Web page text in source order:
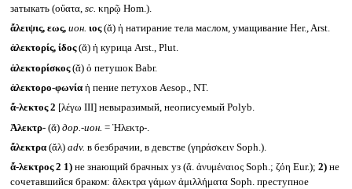
затыкать (οὔατα, sc. κηρῷ Hom.).
ἄλειψις, εως, ион. ιος(ᾰ) ἡ натирание тела маслом, умащивание Her., Arst.
ἀλεκτορίς, ίδος(ᾰ) ἡ курица Arst., Plut.
ἀλεκτορίσκος(ᾰ) ὁ петушок Babr.
ἀλεκτορο-φωνία ἡ пение петухов Aesop., NT.
ἄ-λεκτος 2 [λέγω III] невыразимый, неописуемый Polyb.
Ἀλεκτρ-(ᾰ) дор.-ион. = Ἠλεκτρ-.
ἄλεκτρα(ᾰλ) adv. в безбрачии, в девстве (γηράσκειν Soph.).
ἄ-λεκτρος 2 1)не знающий брачных уз (ἄ. ἀνυμέναιος Soph.; ζόη Eur.); 2)не
сочетавшийся браком: ἄλεκτρα γάμων ἁμιλλήματα Soph. преступное